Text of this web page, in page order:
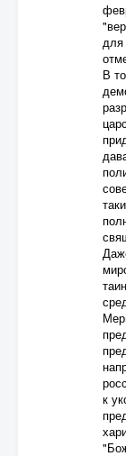
для
В
к